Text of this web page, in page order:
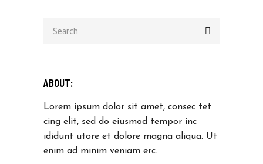
for:
ABOUT:
Lorem ipsum dolor sit amet, consec tet
cing elit, sed do eiusmod tempor inc
ididunt utore et dolore magna aliqua. Ut
enim ad minim veniam erc.